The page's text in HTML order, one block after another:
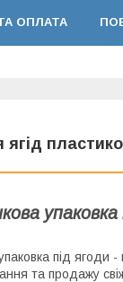
ОПЛАТА
під ягоди
та продажу